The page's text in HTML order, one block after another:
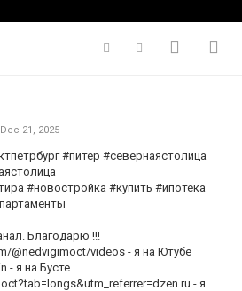
Dec 21, 2025
#питер #севернаястолица
#новостройка #купить #ипотека
Благодарю !!!
@nedvigimoct/videos - я на Ютубе
- я на Бусте
- я